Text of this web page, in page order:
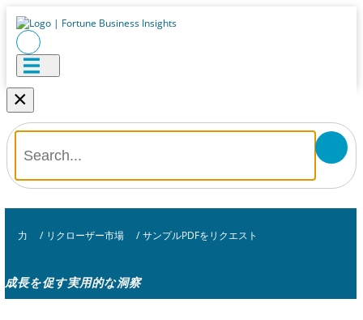
×
力 / リクローザー市場 / サンプルPDFをリクエスト
成長を促す実用的な洞察